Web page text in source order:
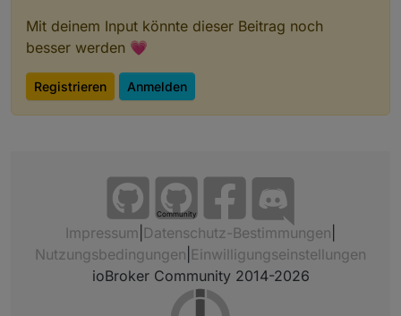
Mit deinem Input könnte dieser Beitrag noch
besser werden 💗
Registrieren Anmelden
Community
Impressum Datenschutz-Bestimmungen
Nutzungsbedingungen Einwilligungseinstellungen
ioBroker Community 2014-2026